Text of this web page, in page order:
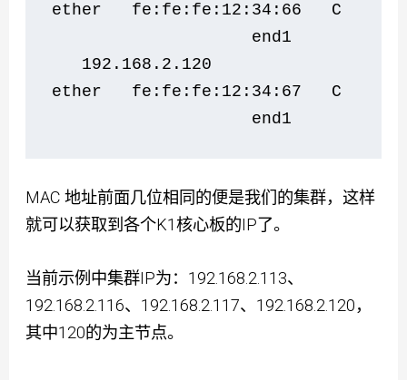
ether   fe:fe:fe:12:34:66   C
end1
ether   fe:fe:fe:12:34:67   C
end1
MAC 地址前面几位相同的便是我们的集群，这样
就可以获取到各个K1核心板的IP了。
当前示例中集群IP为：192.168.2.113、
192.168.2.116、192.168.2.117、192.168.2.120，
其中120的为主节点。